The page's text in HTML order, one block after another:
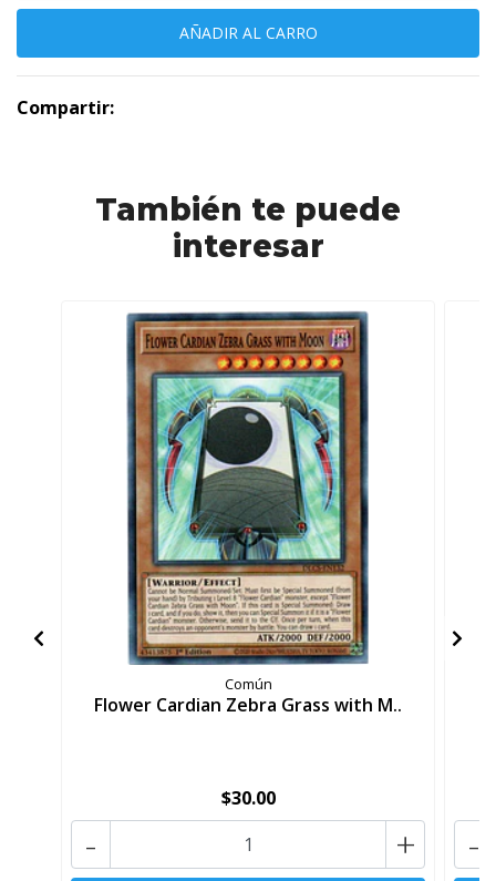
Compartir:
También te puede
interesar
Común
Flower Cardian Zebra Grass with M..
$30.00
+
- -